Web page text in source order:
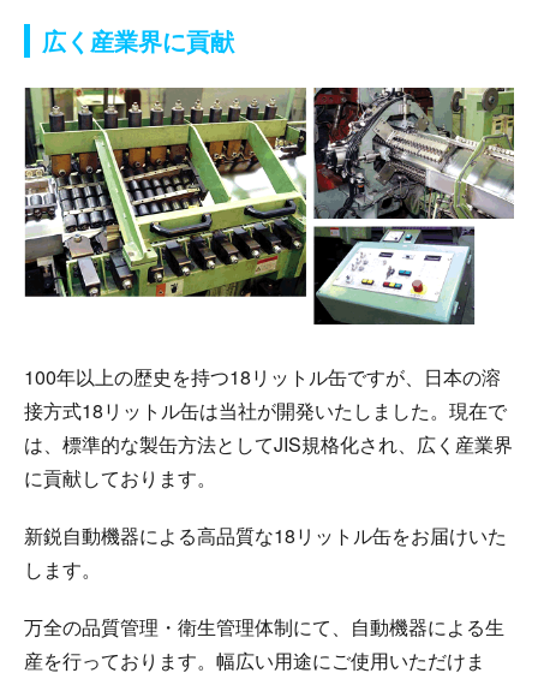
広く産業界に貢献
100年以上の歴史を持つ18リットル缶ですが、日本の溶
接方式18リットル缶は当社が開発いたしました。現在で
は、標準的な製缶方法としてJIS規格化され、広く産業界
に貢献しております。
新鋭自動機器による高品質な18リットル缶をお届けいた
します。
万全の品質管理・衛生管理体制にて、自動機器による生
産を行っております。幅広い用途にご使用いただけま